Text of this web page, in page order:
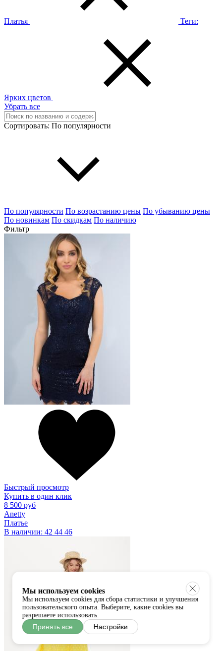
Платья Теги:
Ярких цветов
Убрать все
Сортировать: По популярности
По популярности По возрастанию цены По убыванию цены
По новинкам По скидкам По наличию
Фильтр
Быстрый просмотр
Купить в один клик
8 500 руб
Anetty
Платье
В наличии: 42 44 46
Мы используем cookies
Мы используем cookies для сбора статистики и улучшения
пользовательского опыта. Выберите, какие cookies вы
разрешаете использовать.
Принять все Настройки